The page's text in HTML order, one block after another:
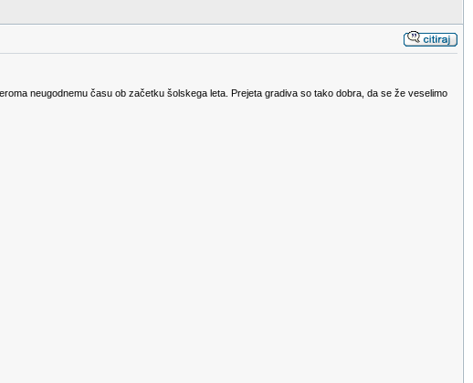
neugodnemu času ob začetku šolskega leta. Prejeta gradiva so tako dobra, da se že veselimo